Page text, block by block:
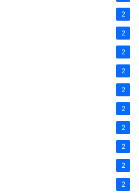
2
2
2
2
2
2
2
2
2
2